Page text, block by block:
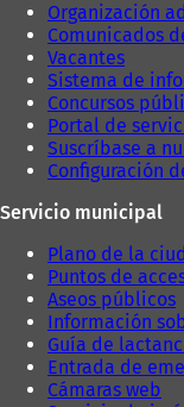
Organización
Comunicados
Vacantes
Sistema de
Concursos
Portal de
Suscríbase a
Configuración
Servicio municipal
Plano de la
Puntos de
Aseos públicos
Información
Guía de
Entrada de
Cámaras web